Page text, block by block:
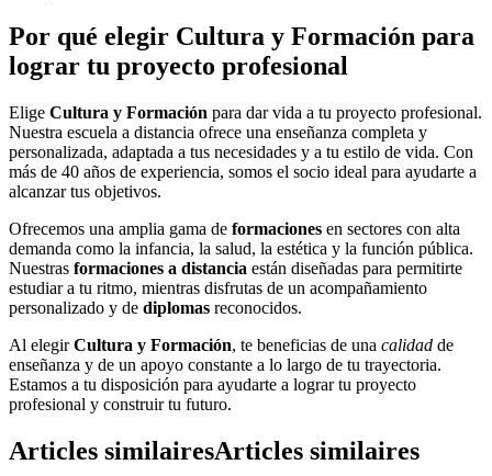
Por qué elegir Cultura y Formación para
lograr tu proyecto profesional
Elige Cultura y Formación para dar vida a tu proyecto profesional.
Nuestra escuela a distancia ofrece una enseñanza completa y
personalizada, adaptada a tus necesidades y a tu estilo de vida. Con
más de 40 años de experiencia, somos el socio ideal para ayudarte a
alcanzar tus objetivos.
Ofrecemos una amplia gama de formaciones en sectores con alta
demanda como la infancia, la salud, la estética y la función pública.
Nuestras formaciones a distancia están diseñadas para permitirte
estudiar a tu ritmo, mientras disfrutas de un acompañamiento
personalizado y de diplomas reconocidos.
Al elegirCultura y Formación, te beneficias de una calidad de
enseñanza y de un apoyo constante a lo largo de tu trayectoria.
Estamos a tu disposición para ayudarte a lograr tu proyecto
profesional y construir tu futuro.
Articles similairesArticles similaires